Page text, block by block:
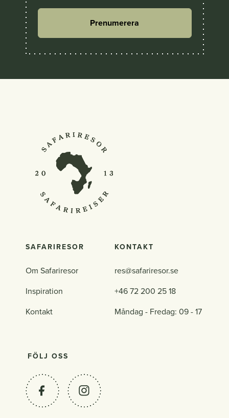
Prenumerera
SAFARIRESOR
Om Safariresor
Inspiration
Kontakt
KONTAKT
res@safariresor.se
+46 72 200 25 18
Måndag - Fredag: 09 - 17
FÖLJ OSS